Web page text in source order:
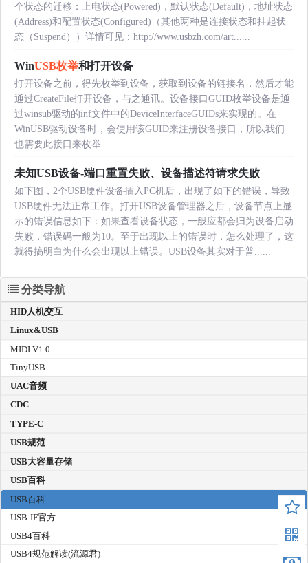
个状态的迁移：上电状态(Powered)，默认状态(Default)，地址状态
(Address)和配置状态(Configured)（其他两种是连接状态和挂起状
态（Suspend））详情可见：http://www.usbzh.com/art......
WinUSB枚举和打开设备
打开设备之前，得先枚举到设备，获取到设备的链接名，然后才能
通过CreateFile打开设备，与之通讯。设备接口GUID枚举设备是通
过winsub驱动的inf文件中的DeviceInterfaceGUIDs来实现的。在
WinUSB驱动设备时，会使用该GUID来注册设备接口，所以我们
也需要此接口来枚举......
未知USB设备-端口重置失败、设备描述符请求失败
如下图，2个USB硬件设备插入PC机后，出现了如下的错误，导致
USB硬件无法正常工作。打开USB设备管理器之后，设备节点上显
示的错误信息如下：如果查看设备状态，一般应都会归为设备启动
失败，错误码一般为10。至于出现以上的错误时，怎么处理了，这
就得搞明白为什么会出现以上错误。USB设备其实对于普......
分类导航
HID人机交互
Linux&USB
MIDI V1.0
TinyUSB
UAC音频
CDC
TYPE-C
USB规范
USB大容量存储
USB百科
USB百科
USB-IF官方
USB4百科
USB4规范解读(流源君)